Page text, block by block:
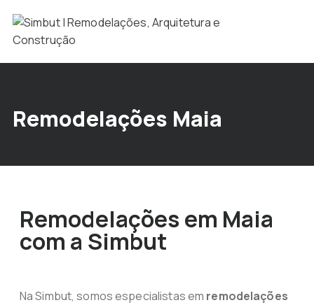
Remodelações Maia
Remodelações em Maia
com a Simbut
Na Simbut, somos especialistas em remodelações